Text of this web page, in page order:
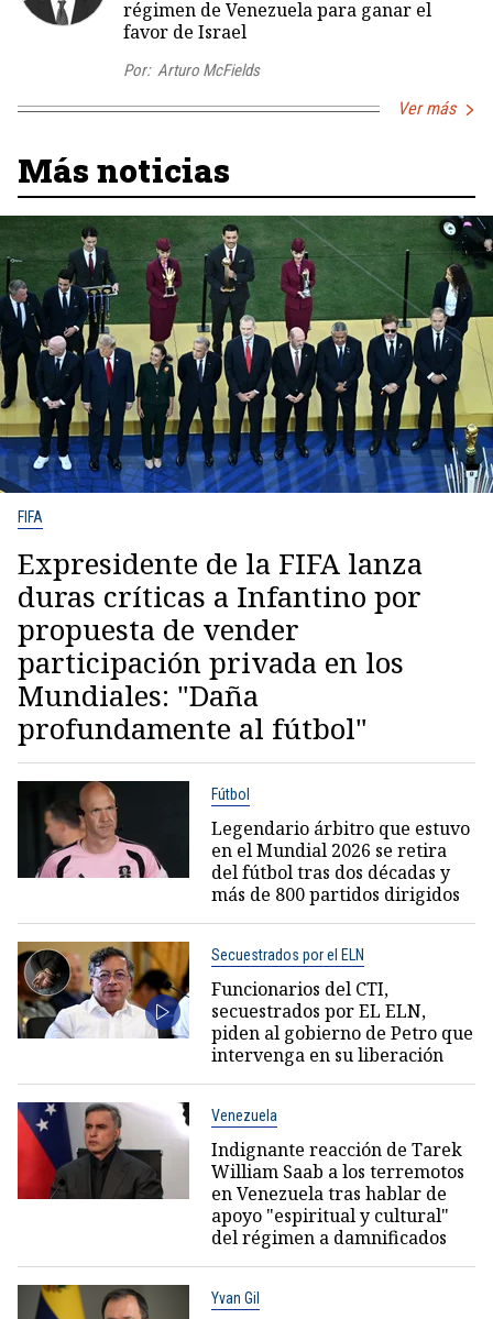
régimen de Venezuela para ganar el
favor de Israel
Por: Arturo McFields
Ver más
Más noticias
FIFA
Expresidente de la FIFA lanza
duras críticas a Infantino por
propuesta de vender
participación privada en los
Mundiales: "Daña
profundamente al fútbol"
Fútbol
Legendario árbitro que estuvo
en el Mundial 2026 se retira
del fútbol tras dos décadas y
más de 800 partidos dirigidos
Secuestrados por el ELN
Funcionarios del CTI,
secuestrados por EL ELN,
piden al gobierno de Petro que
intervenga en su liberación
Venezuela
Indignante reacción de Tarek
William Saab a los terremotos
en Venezuela tras hablar de
apoyo "espiritual y cultural"
del régimen a damnificados
Yvan Gil